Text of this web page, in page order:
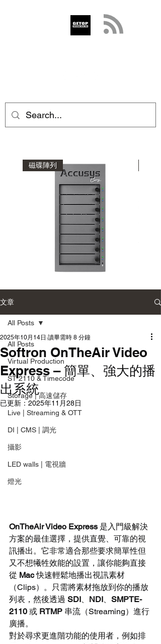
磁碟陣列
Carry
專
業
碟
陣
列
2
陣
文章
All Posts
Virtual Production
ST 2110 & Timecode
Storage | 高速儲存
Live | Streaming & OTT
DI | CMS | 調光
攝影
LED walls | 電視牆
燈光
All Posts
Softron OnTheAir Video
Express – 簡單、強大的播
出系統
2025年10月14日 讀畢需時 8 分鐘
已更新： 2025年11月28日
OnTheAir Video Express 是入門級解決
方案的最佳選擇，提供直覺、可靠的視
訊播出。它非常適合那些要求簡單性但
又不想犧牲效能的設置，讓你能夠直接
從 Mac 快速輕鬆地播出視訊素材
（Clips）。只需將素材拖放到你的播放
列表，然後透過 SDI、 NDI、 SMPTE-
2110 或 RTMP 串流（Streaming）進行
廣播。
對於尋求更進階功能的使用者，例如排